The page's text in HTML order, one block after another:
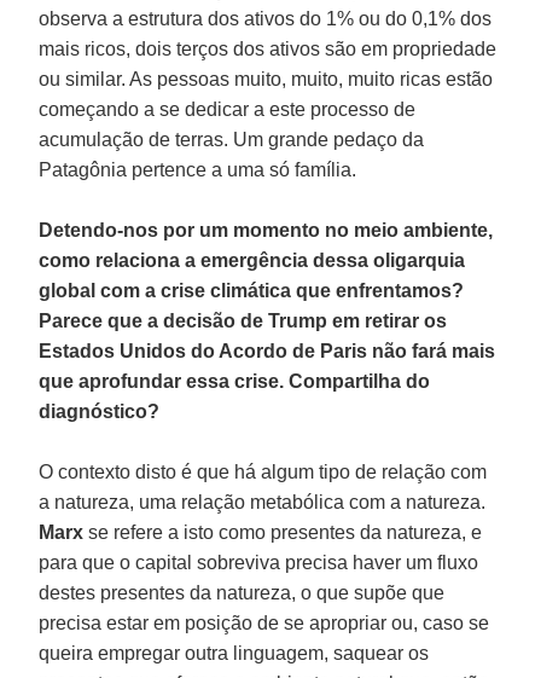
observa a estrutura dos ativos do 1% ou do 0,1% dos
mais ricos, dois terços dos ativos são em propriedade
ou similar. As pessoas muito, muito, muito ricas estão
começando a se dedicar a este processo de
acumulação de terras. Um grande pedaço da
Patagônia pertence a uma só família.
Detendo-nos por um momento no meio ambiente,
como relaciona a emergência dessa oligarquia
global com a crise climática que enfrentamos?
Parece que a decisão de Trump em retirar os
Estados Unidos do Acordo de Paris não fará mais
que aprofundar essa crise. Compartilha do
diagnóstico?
O contexto disto é que há algum tipo de relação com
a natureza, uma relação metabólica com a natureza.
Marx se refere a isto como presentes da natureza, e
para que o capital sobreviva precisa haver um fluxo
destes presentes da natureza, o que supõe que
precisa estar em posição de se apropriar ou, caso se
queira empregar outra linguagem, saquear os